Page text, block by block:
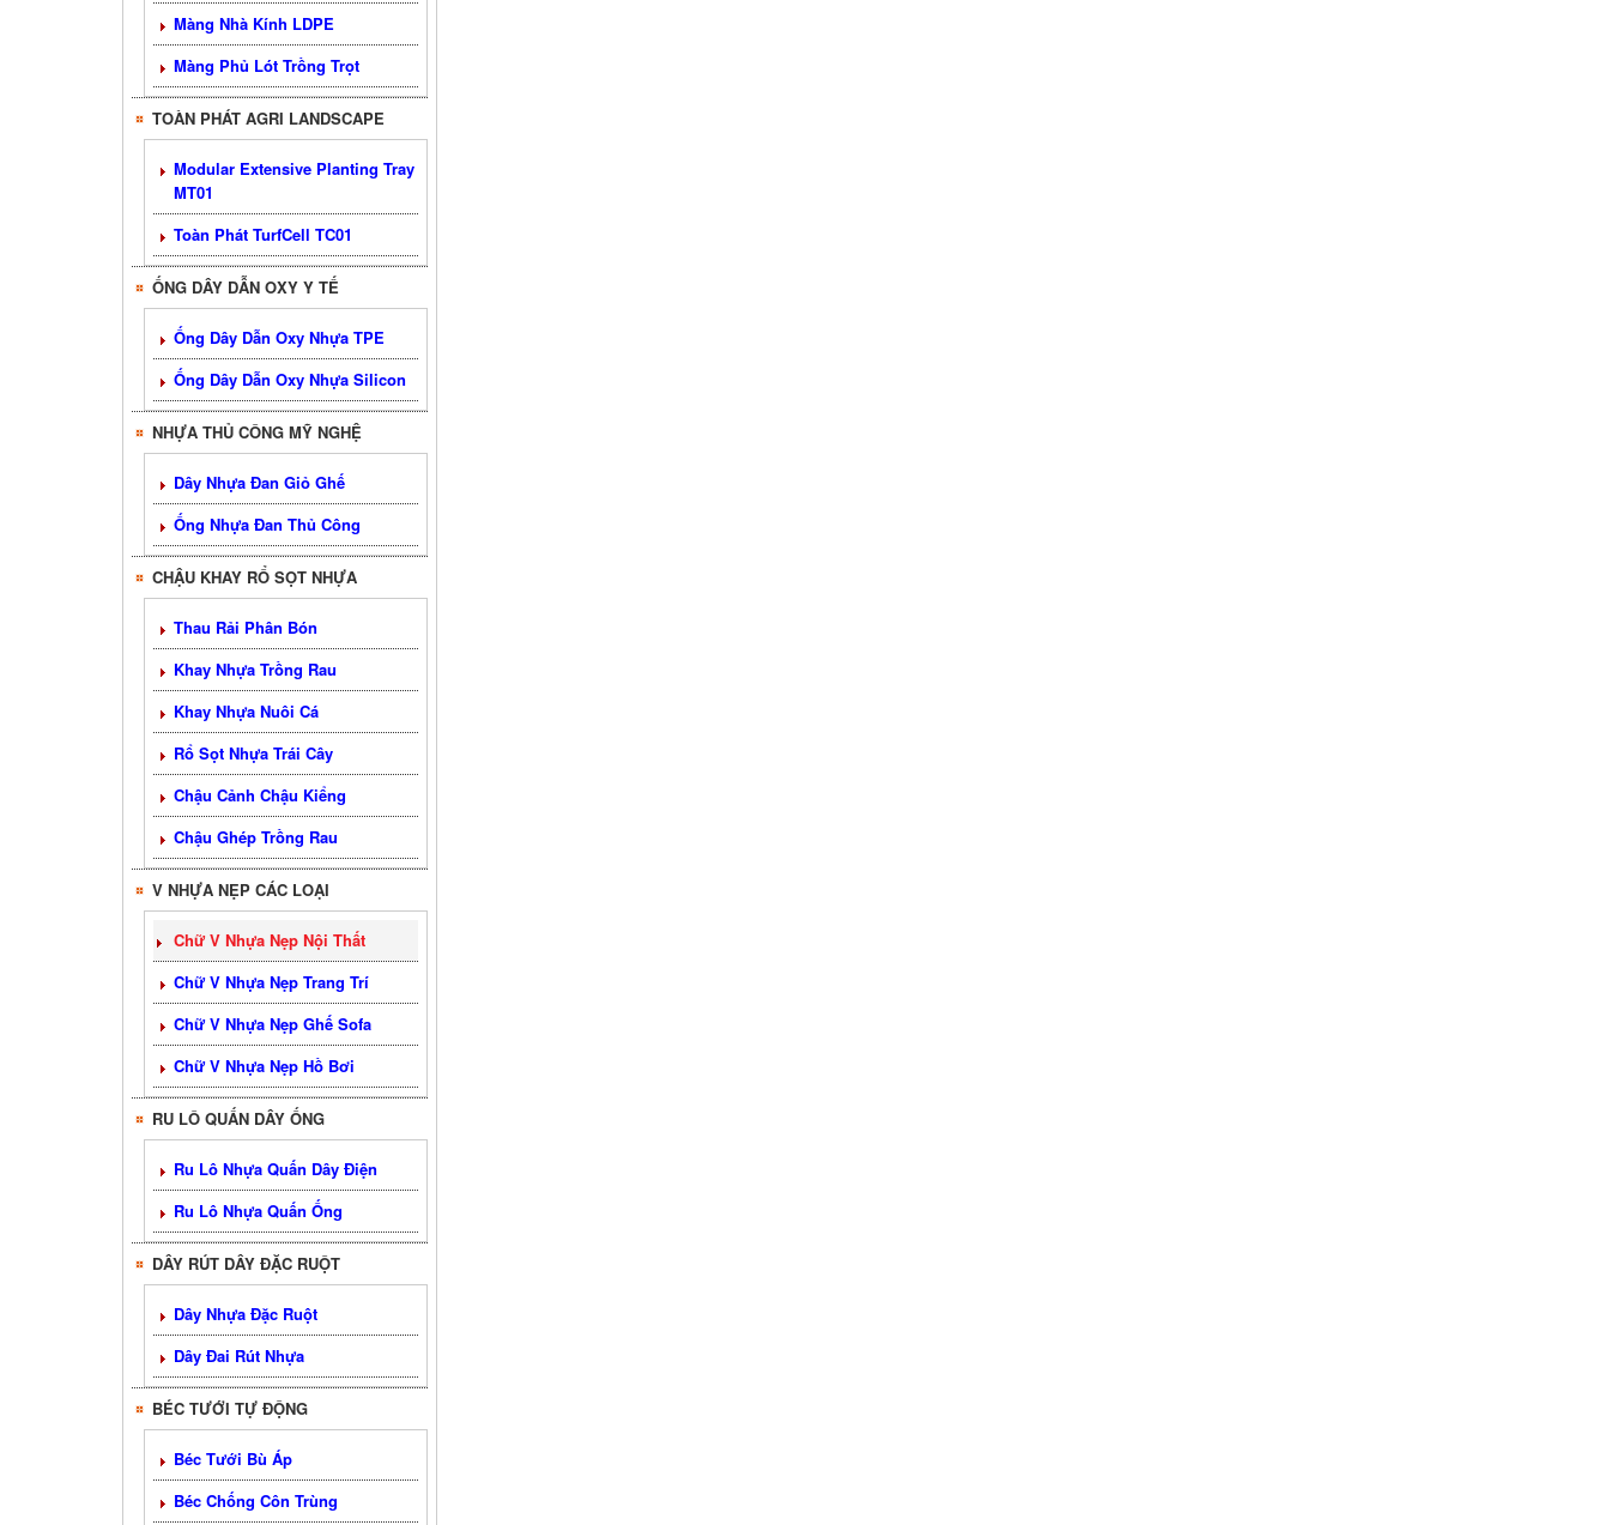
Màng Nhà Kính LDPE
Màng Phủ Lót Trồng Trọt
TOÀN PHÁT AGRI LANDSCAPE
Modular Extensive Planting Tray
MT01
Toàn Phát TurfCell TC01
ỐNG DÂY DẪN OXY Y TẾ
Ống Dây Dẫn Oxy Nhựa TPE
Ống Dây Dẫn Oxy Nhựa Silicon
NHỰA THỦ CÔNG MỸ NGHỆ
Dây Nhựa Đan Giỏ Ghế
Ống Nhựa Đan Thủ Công
CHẬU KHAY RỔ SỌT NHỰA
Thau Rải Phân Bón
Khay Nhựa Trồng Rau
Khay Nhựa Nuôi Cá
Rổ Sọt Nhựa Trái Cây
Chậu Cảnh Chậu Kiểng
Chậu Ghép Trồng Rau
V NHỰA NẸP CÁC LOẠI
Chữ V Nhựa Nẹp Nội Thất
Chữ V Nhựa Nẹp Trang Trí
Chữ V Nhựa Nẹp Ghế Sofa
Chữ V Nhựa Nẹp Hồ Bơi
RU LÔ QUẤN DÂY ỐNG
Ru Lô Nhựa Quấn Dây Điện
Ru Lô Nhựa Quấn Ống
DÂY RÚT DÂY ĐẶC RUỘT
Dây Nhựa Đặc Ruột
Dây Đai Rút Nhựa
BÉC TƯỚI TỰ ĐỘNG
Béc Tưới Bù Áp
Béc Chống Côn Trùng